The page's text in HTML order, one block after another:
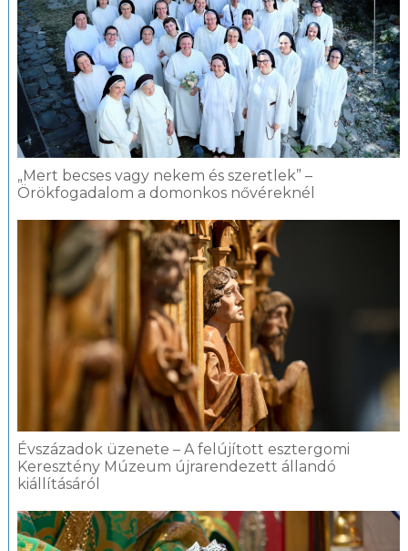
„Mert becses vagy nekem és szeretlek” –
Örökfogadalom a domonkos nővéreknél
Évszázadok üzenete – A felújított esztergomi
Keresztény Múzeum újrarendezett állandó
kiállításáról